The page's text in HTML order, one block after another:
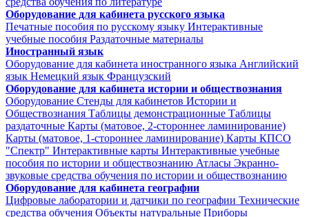
Оборудование для кабинета русского языка
Печатные пособия по русскому языку Интерактивные
учебные пособия Раздаточные материалы
Иностранный язык
Оборудование для кабинета иностранного языка Английский
язык Немецкий язык Французский
Оборудование для кабинета истории и обществознания
Оборудование Стенды для кабинетов Истории и
Обществознания Таблицы демонстрационные Таблицы
раздаточные Карты (матовое, 2-стороннее ламинирование)
Карты (матовое, 1-стороннее ламинирование) Карты КПСО
"Спектр" Интерактивные карты Интерактивные учебные
пособия по истории и обществознанию Атласы Экранно-
звуковые средства обучения по истории и обществознанию
Оборудование для кабинета географии
Цифровые лаборатории и датчики по географии Технические
средства обучения Объекты натуральные Приборы